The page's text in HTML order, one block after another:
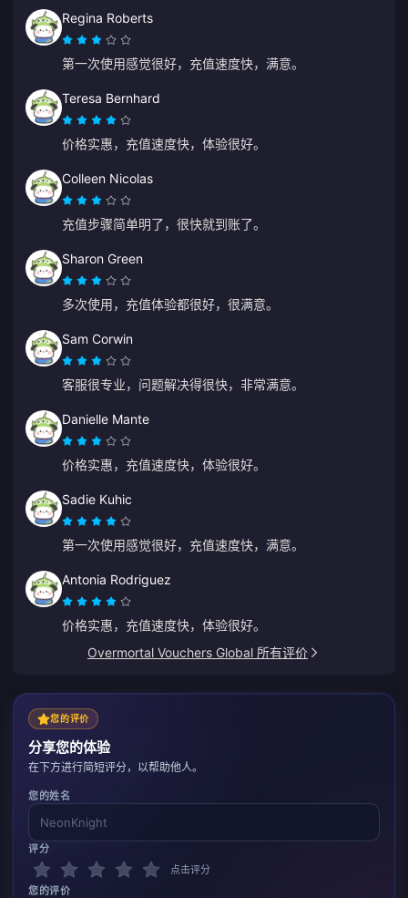
Regina Roberts
第一次使用感觉很好，充值速度快，满意。
Teresa Bernhard
价格实惠，充值速度快，体验很好。
Colleen Nicolas
充值步骤简单明了，很快就到账了。
Sharon Green
多次使用，充值体验都很好，很满意。
Sam Corwin
客服很专业，问题解决得很快，非常满意。
Danielle Mante
价格实惠，充值速度快，体验很好。
Sadie Kuhic
第一次使用感觉很好，充值速度快，满意。
Antonia Rodriguez
价格实惠，充值速度快，体验很好。
Overmortal Vouchers Global 所有评价
您的评价
分享您的体验
在下方进行简短评分，以帮助他人。
您的姓名
评分
点击评分
您的评价